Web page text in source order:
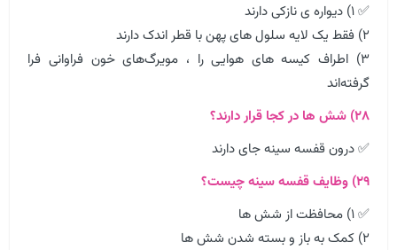
✅ ۱) دیواره ی نازکی دارند
۲) فقط یک لایه سلول های پهن با قطر اندک دارند
۳) اطراف کیسه های هوایی را ، مویرگ‌های خون فراوانی فرا
گرفته‌اند
۲۸) شش ها در کجا قرار دارند؟
✅ درون قفسه سینه جای دارند
۲۹) وظایف قفسه سینه چیست؟
✅ ۱) محافظت از شش ها
۲) کمک به باز و بسته شدن شش ها